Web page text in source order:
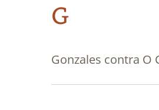
G
Gonzales contra O